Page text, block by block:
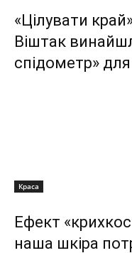
«Цілувати
Віштак
спідометр» для
Краса
Ефект
наша шкіра